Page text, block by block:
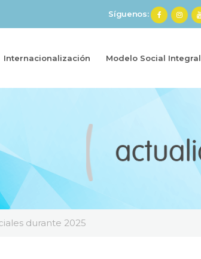
Síguenos:
Internacionalización Modelo Social Integral
durante 2025